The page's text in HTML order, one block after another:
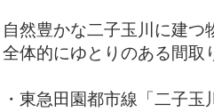
自然豊かな二子玉川に建つ
全体的にゆとりのある間取
・東急田園都市線「二子